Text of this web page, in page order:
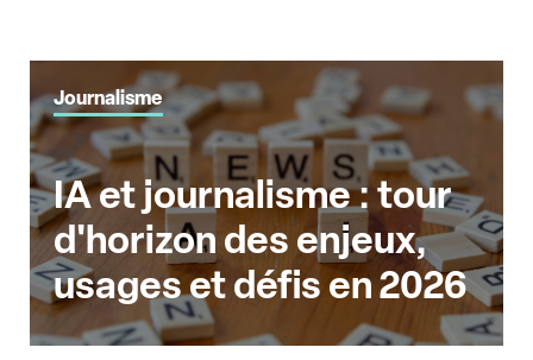
Journalisme
IA et journalisme : tour
d'horizon des enjeux,
usages et défis en 2026